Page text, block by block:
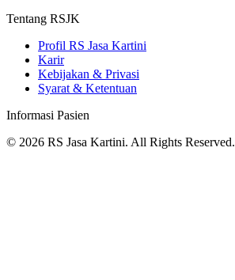
Tentang RSJK
Profil RS Jasa Kartini
Karir
Kebijakan & Privasi
Syarat & Ketentuan
Informasi Pasien
© 2026 RS Jasa Kartini. All Rights Reserved.